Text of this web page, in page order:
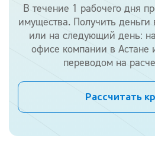
В течение 1 рабочего дня
имущества. Получить
или на следующий день:
офисе компании в Астане
переводом на
Рассчитать